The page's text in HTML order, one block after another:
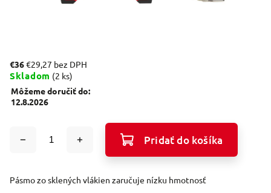
€36€29,27 bez DPH
Skladom (2 ks)
Môžeme doručiť do:
12.8.2026
Pridať do košíka
Pásmo zo sklených vlákien zaručuje nízku hmotnosť